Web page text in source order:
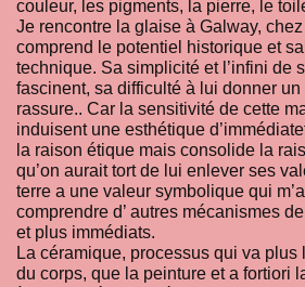
couleur, les pigments, la pierre, le
Je rencontre la glaise à Galway,
comprend le potentiel historique et
technique. Sa simplicité et l’infini de
fascinent, sa difficulté à lui donner
rassure.. Car la sensitivité de cette
induisent une esthétique
la raison étique mais consolide la
qu’on aurait tort de lui enlever ses
terre a une valeur symbolique qui
comprendre d’ autres mécanismes
et plus immédiats.
La céramique, processus qui va plus
du corps, que la peinture et a fortiori